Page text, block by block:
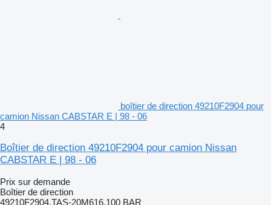
boîtier de direction 49210F2904 pour
camion Nissan CABSTAR E | 98 - 06
4
Boîtier de direction 49210F2904 pour camion Nissan
CABSTAR E | 98 - 06
Prix sur demande
Boîtier de direction
49210F2904,TAS-20M616,100 BAR